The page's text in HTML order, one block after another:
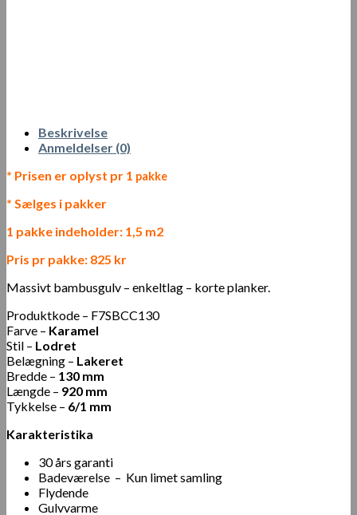
Beskrivelse
Anmeldelser (0)
* Prisen er oplyst pr 1 pakke
* Sælges i pakker
1 pakke indeholder: 1,5 m2
Pris pr pakke: 825 kr
Massivt bambusgulv – enkeltlag – korte planker.
Produktkode – F7SBCC130
Farve – Karamel
Stil – Lodret
Belægning – Lakeret
Bredde – 130 mm
Længde – 920 mm
Tykkelse – 6/1 mm
Karakteristika
30 års garanti
Badeværelse – Kun limet samling
Flydende
Gulvvarme